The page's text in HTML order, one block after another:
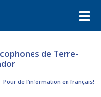
de Terre-
Pour de l‘information en français!